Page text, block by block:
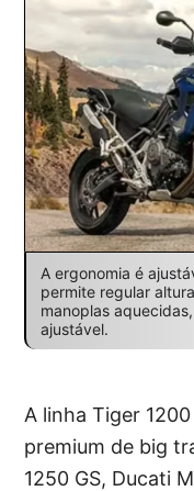
A ergonomia é
permite regular
manoplas
ajustável.
A linha Tiger
premium de big
1250 GS, Ducati